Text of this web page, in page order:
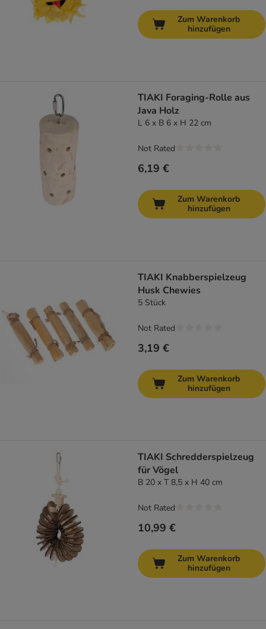
Zum Warenkorb
hinzufügen
TIAKI Foraging-Rolle aus
Java Holz
L 6 x B 6 x H 22 cm
6,19 €
Not Rated
Zum Warenkorb
hinzufügen
TIAKI Knabberspielzeug
Husk Chewies
5 Stück
3,19 €
Not Rated
Zum Warenkorb
hinzufügen
TIAKI Schredderspielzeug
für Vögel
B 20 x T 8,5 x H 40 cm
10,99 €
Not Rated
Zum Warenkorb
hinzufügen